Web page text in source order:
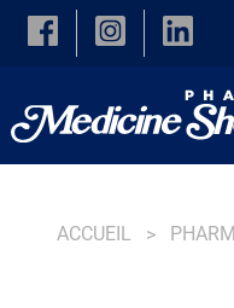
Skip to main content
ACCUEIL